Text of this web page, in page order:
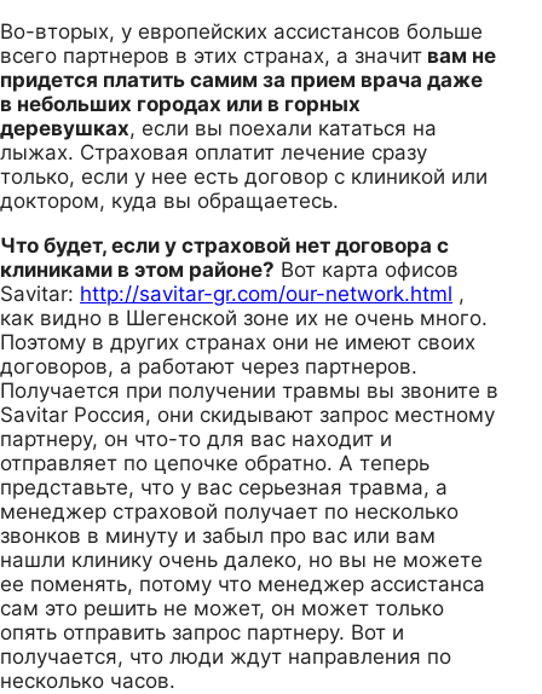
Во-вторых, у европейских ассистансов больше
всего партнеров в этих странах, а значит вам не
придется платить самим за прием врача даже
в небольших городах или в горных
деревушках, если вы поехали кататься на
лыжах. Страховая оплатит лечение сразу
только, если у нее есть договор с клиникой или
доктором, куда вы обращаетесь.
Что будет, если у страховой нет договора с
клиниками в этом районе? Вот карта офисов
Savitar: http://savitar-gr.com/our-network.html ,
как видно в Шегенской зоне их не очень много.
Поэтому в других странах они не имеют своих
договоров, а работают через партнеров.
Получается при получении травмы вы звоните в
Savitar Россия, они скидывают запрос местному
партнеру, он что-то для вас находит и
отправляет по цепочке обратно. А теперь
представьте, что у вас серьезная травма, а
менеджер страховой получает по несколько
звонков в минуту и забыл про вас или вам
нашли клинику очень далеко, но вы не можете
ее поменять, потому что менеджер ассистанса
сам это решить не может, он может только
опять отправить запрос партнеру. Вот и
получается, что люди ждут направления по
несколько часов.